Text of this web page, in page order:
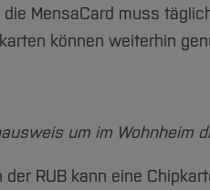
die MensaCard muss
können weiterhin
um im Wohnheim
der RUB kann eine